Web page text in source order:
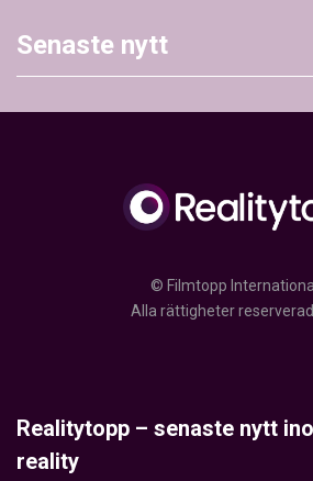
Senaste nytt
© Filmtopp
Alla rättigheter
Realitytopp – senaste nytt
reality